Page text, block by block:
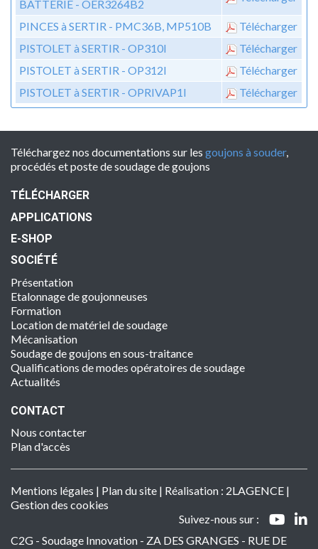
BATTERIE - OER3264B2
PINCES à SERTIR - PMC36B, MP510B
Télécharger
PISTOLET à SERTIR - OP310I
Télécharger
PISTOLET à SERTIR - OP312I
Télécharger
PISTOLET à SERTIR - OPRIVAP1I
Télécharger
Téléchargez nos documentations sur les goujons à souder,
procédés et poste de soudage de goujons
TÉLÉCHARGER
APPLICATIONS
E-SHOP
SOCIÉTÉ
Présentation
Etalonnage de goujonneuses
Formation
Location de matériel de soudage
Mécanisation
Soudage de goujons en sous-traitance
Qualifications de modes opératoires de soudage
Actualités
CONTACT
Nous contacter
Plan d'accès
Mentions légales | Plan du site | Réalisation : 2LAGENCE |
Gestion des cookies
Suivez-nous sur :
C2G - Soudage Innovation - ZA DES GRANGES - RUE DE